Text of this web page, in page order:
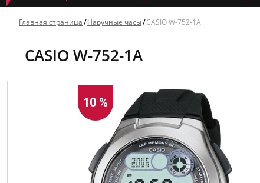
Главная страница Наручные часы CASIO W-752-1A
CASIO W-752-1A
10 %